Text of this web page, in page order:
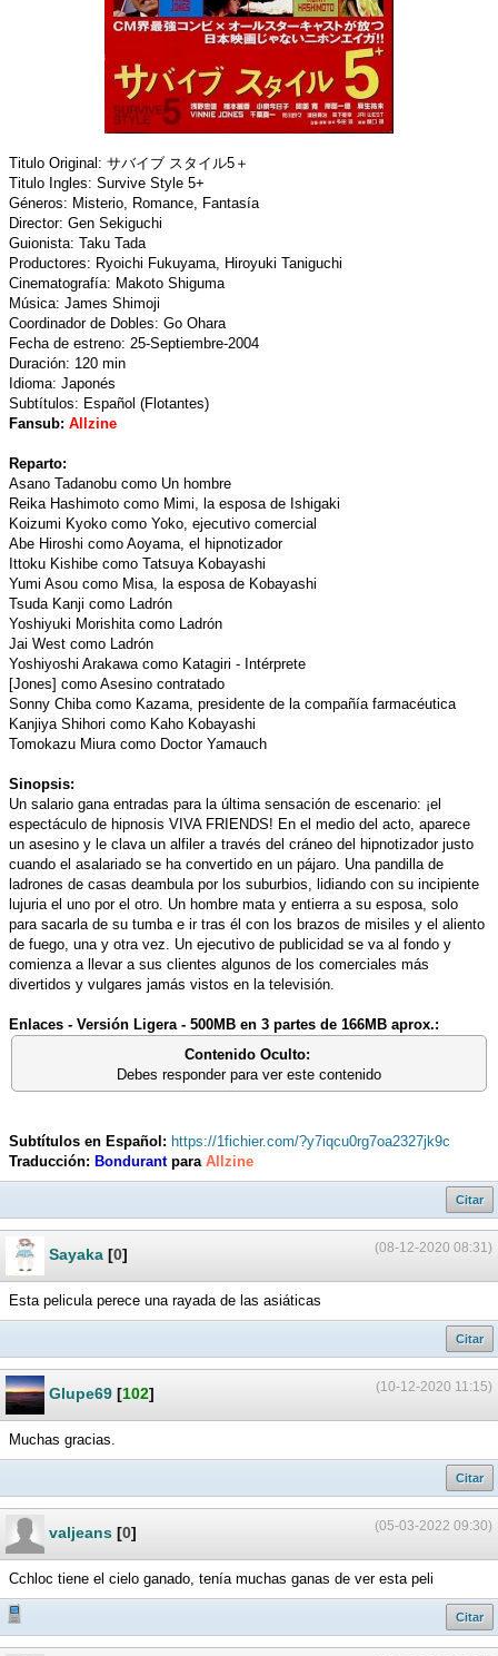
Titulo Original: サバイブ スタイル5＋
Titulo Ingles: Survive Style 5+
Géneros: Misterio, Romance, Fantasía
Director: Gen Sekiguchi
Guionista: Taku Tada
Productores: Ryoichi Fukuyama, Hiroyuki Taniguchi
Cinematografía: Makoto Shiguma
Música: James Shimoji
Coordinador de Dobles: Go Ohara
Fecha de estreno: 25-Septiembre-2004
Duración: 120 min
Idioma: Japonés
Subtítulos: Español (Flotantes)
Fansub: Allzine
Reparto:
Asano Tadanobu como Un hombre
Reika Hashimoto como Mimi, la esposa de Ishigaki
Koizumi Kyoko como Yoko, ejecutivo comercial
Abe Hiroshi como Aoyama, el hipnotizador
Ittoku Kishibe como Tatsuya Kobayashi
Yumi Asou como Misa, la esposa de Kobayashi
Tsuda Kanji como Ladrón
Yoshiyuki Morishita como Ladrón
Jai West como Ladrón
Yoshiyoshi Arakawa como Katagiri - Intérprete
[Jones] como Asesino contratado
Sonny Chiba como Kazama, presidente de la compañía farmacéutica
Kanjiya Shihori como Kaho Kobayashi
Tomokazu Miura como Doctor Yamauch
Sinopsis:
Un salario gana entradas para la última sensación de escenario: ¡el
espectáculo de hipnosis VIVA FRIENDS! En el medio del acto, aparece
un asesino y le clava un alfiler a través del cráneo del hipnotizador justo
cuando el asalariado se ha convertido en un pájaro. Una pandilla de
ladrones de casas deambula por los suburbios, lidiando con su incipiente
lujuria el uno por el otro. Un hombre mata y entierra a su esposa, solo
para sacarla de su tumba e ir tras él con los brazos de misiles y el aliento
de fuego, una y otra vez. Un ejecutivo de publicidad se va al fondo y
comienza a llevar a sus clientes algunos de los comerciales más
divertidos y vulgares jamás vistos en la televisión.
Enlaces - Versión Ligera - 500MB en 3 partes de 166MB aprox.:
Contenido Oculto:
Debes responder para ver este contenido
Subtítulos en Español: https://1fichier.com/?y7iqcu0rg7oa2327jk9c
Traducción: Bondurantpara Allzine
Citar
(08-12-2020 08:31)
Sayaka [0]
Esta pelicula perece una rayada de las asiáticas
Citar
(10-12-2020 11:15)
Glupe69 [102]
Muchas gracias.
Citar
(05-03-2022 09:30)
valjeans [0]
Cchloc tiene el cielo ganado, tenía muchas ganas de ver esta peli
Citar